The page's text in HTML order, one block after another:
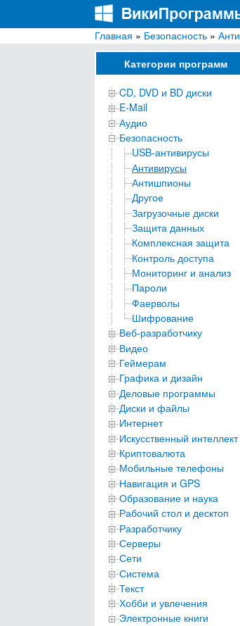
ВикиПрограммы
Энциклопедия бесплатных
Главная » Безопасность »
Категории программ
CD, DVD и BD диски
E-Mail
Аудио
Безопасность
USB-антивирусы
Антивирусы
Антишпионы
Другое
Загрузочные диски
Защита данных
Комплексная защита
Контроль доступа
Мониторинг и анализ
Пароли
Фаерволы
Шифрование
Веб-разработчику
Видео
Геймерам
Графика и дизайн
Деловые программы
Диски и файлы
Интернет
Искусственный интеллект
Криптовалюта
Мобильные телефоны
Навигация и GPS
Образование и наука
Рабочий стол и десктоп
Разработчику
Серверы
Сети
Система
Текст
Хобби и увлечения
Электронные книги